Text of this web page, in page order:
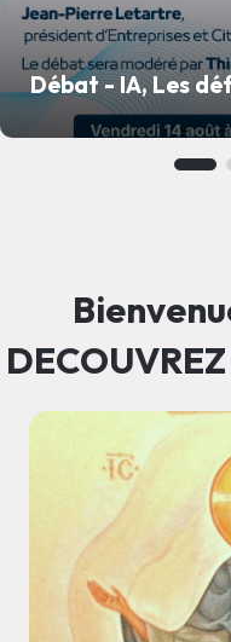
Débat - IA, Les